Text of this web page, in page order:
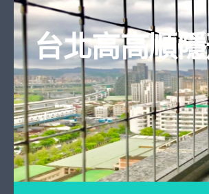
Skip to content
台北高高順